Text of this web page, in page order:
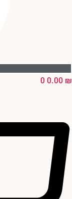
0.00 ₪
0